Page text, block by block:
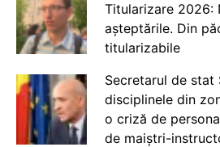
Titularizare 2026:
așteptările. Din
titularizabile
Secretarul de stat
disciplinele din
o criză de
de maiștri-